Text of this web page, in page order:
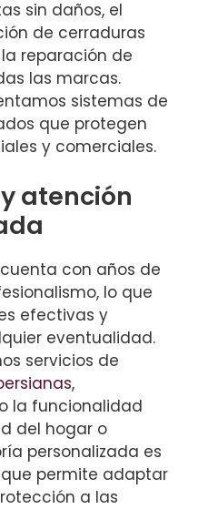
sin daños, el
de cerraduras
reparación de
las marcas.
sistemas de
que protegen
y comerciales.
atención
con años de
lo que
efectivas y
eventualidad.
servicios de
,
la funcionalidad
del hogar o
personalizada es
permite adaptar
a las